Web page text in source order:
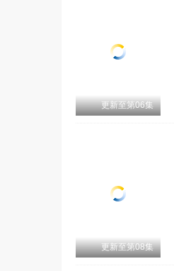
更新至第06集
更新至第08集